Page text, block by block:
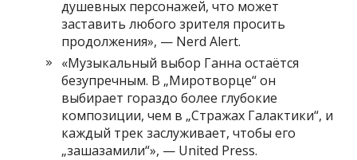
душевных персонажей, что может
заставить любого зрителя просить
продолжения», — Nerd Alert.
«Музыкальный выбор Ганна остаётся
безупречным. В „Миротворце“ он
выбирает гораздо более глубокие
композиции, чем в „Стражах Галактики“, и
каждый трек заслуживает, чтобы его
„зашазамили“», — United Press.